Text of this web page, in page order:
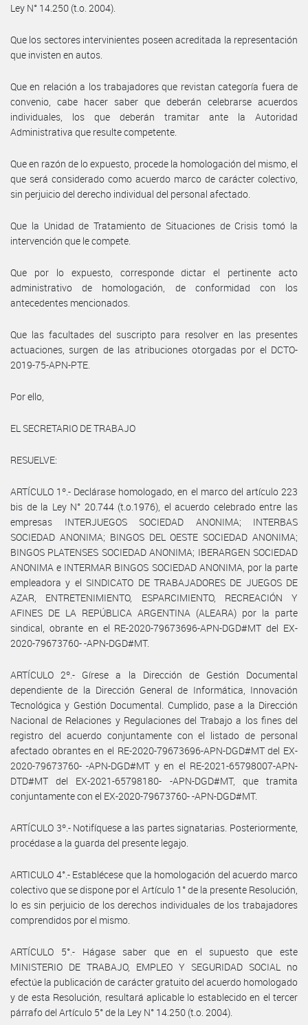
Ley N° 14.250 (t.o. 2004).
Que los sectores intervinientes poseen acreditada la representación
que invisten en autos.
Que en relación a los trabajadores que revistan categoría fuera de
convenio, cabe hacer saber que deberán celebrarse acuerdos
individuales, los que deberán tramitar ante la Autoridad
Administrativa que resulte competente.
Que en razón de lo expuesto, procede la homologación del mismo, el
que será considerado como acuerdo marco de carácter colectivo,
sin perjuicio del derecho individual del personal afectado.
Que la Unidad de Tratamiento de Situaciones de Crisis tomó la
intervención que le compete.
Que por lo expuesto, corresponde dictar el pertinente acto
administrativo de homologación, de conformidad con los
antecedentes mencionados.
Que las facultades del suscripto para resolver en las presentes
actuaciones, surgen de las atribuciones otorgadas por el DCTO-
2019-75-APN-PTE.
Por ello,
EL SECRETARIO DE TRABAJO
RESUELVE:
ARTÍCULO 1º.- Declárase homologado, en el marco del artículo 223
bis de la Ley N° 20.744 (t.o.1976), el acuerdo celebrado entre las
empresas INTERJUEGOS SOCIEDAD ANONIMA; INTERBAS
SOCIEDAD ANONIMA; BINGOS DEL OESTE SOCIEDAD ANONIMA;
BINGOS PLATENSES SOCIEDAD ANONIMA; IBERARGEN SOCIEDAD
ANONIMA e INTERMAR BINGOS SOCIEDAD ANONIMA, por la parte
empleadora y el SINDICATO DE TRABAJADORES DE JUEGOS DE
AZAR, ENTRETENIMIENTO, ESPARCIMIENTO, RECREACIÓN Y
AFINES DE LA REPÚBLICA ARGENTINA (ALEARA) por la parte
sindical, obrante en el RE-2020-79673696-APN-DGD#MT del EX-
2020-79673760- -APN-DGD#MT.
ARTÍCULO 2º.- Gírese a la Dirección de Gestión Documental
dependiente de la Dirección General de Informática, Innovación
Tecnológica y Gestión Documental. Cumplido, pase a la Dirección
Nacional de Relaciones y Regulaciones del Trabajo a los fines del
registro del acuerdo conjuntamente con el listado de personal
afectado obrantes en el RE-2020-79673696-APN-DGD#MT del EX-
2020-79673760- -APN-DGD#MT y en el RE-2021-65798007-APN-
DTD#MT del EX-2021-65798180- -APN-DGD#MT, que tramita
conjuntamente con el EX-2020-79673760- -APN-DGD#MT.
ARTÍCULO 3º.- Notifíquese a las partes signatarias. Posteriormente,
procédase a la guarda del presente legajo.
ARTICULO 4°.- Establécese que la homologación del acuerdo marco
colectivo que se dispone por el Artículo 1° de la presente Resolución,
lo es sin perjuicio de los derechos individuales de los trabajadores
comprendidos por el mismo.
ARTÍCULO 5°.- Hágase saber que en el supuesto que este
MINISTERIO DE TRABAJO, EMPLEO Y SEGURIDAD SOCIAL no
efectúe la publicación de carácter gratuito del acuerdo homologado
y de esta Resolución, resultará aplicable lo establecido en el tercer
párrafo del Artículo 5° de la Ley N° 14.250 (t.o. 2004).